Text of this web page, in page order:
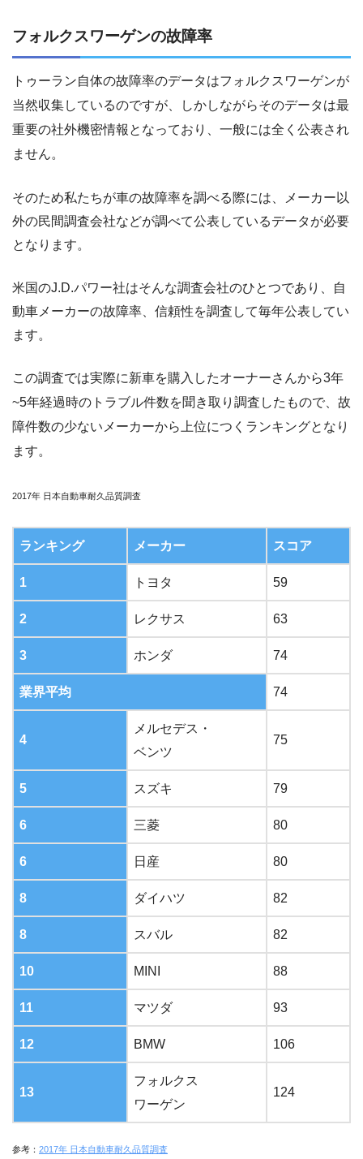
フォルクスワーゲンの故障率
トゥーラン自体の故障率のデータはフォルクスワーゲンが
当然収集しているのですが、しかしながらそのデータは最
重要の社外機密情報となっており、一般には全く公表され
ません。
そのため私たちが車の故障率を調べる際には、メーカー以
外の民間調査会社などが調べて公表しているデータが必要
となります。
米国のJ.D.パワー社はそんな調査会社のひとつであり、自
動車メーカーの故障率、信頼性を調査して毎年公表してい
ます。
この調査では実際に新車を購入したオーナーさんから3年
~5年経過時のトラブル件数を聞き取り調査したもので、故
障件数の少ないメーカーから上位につくランキングとなり
ます。
2017年 日本自動車耐久品質調査
ランキング メーカー スコア
1 トヨタ 59
2 レクサス 63
3 ホンダ 74
業界平均 74
4
メルセデス・
ベンツ
75
5 スズキ 79
6 三菱 80
6 日産 80
8 ダイハツ 82
8 スバル 82
10 MINI 88
11 マツダ 93
12 BMW 106
13
フォルクス
ワーゲン
124
参考： 2017年 日本自動車耐久品質調査